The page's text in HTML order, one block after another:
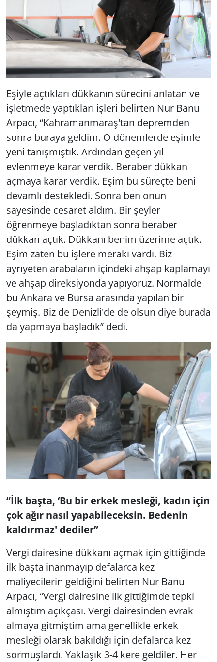
Eşiyle açtıkları dükkanın sürecini anlatan ve
işletmede yaptıkları işleri belirten Nur Banu
Arpacı, “Kahramanmaraş'tan depremden
sonra buraya geldim. O dönemlerde eşimle
yeni tanışmıştık. Ardından geçen yıl
evlenmeye karar verdik. Beraber dükkan
açmaya karar verdik. Eşim bu süreçte beni
devamlı destekledi. Sonra ben onun
sayesinde cesaret aldım. Bir şeyler
öğrenmeye başladıktan sonra beraber
dükkan açtık. Dükkanı benim üzerime açtık.
Eşim zaten bu işlere merakı vardı. Biz
ayrıyeten arabaların içindeki ahşap kaplamayı
ve ahşap direksiyonda yapıyoruz. Normalde
bu Ankara ve Bursa arasında yapılan bir
şeymiş. Biz de Denizli'de de olsun diye burada
da yapmaya başladık” dedi.
“İlk başta, ‘Bu bir erkek mesleği, kadın için
çok ağır nasıl yapabileceksin. Bedenin
kaldırmaz' dediler”
Vergi dairesine dükkanı açmak için gittiğinde
ilk başta inanmayıp defalarca kez
maliyecilerin geldiğini belirten Nur Banu
Arpacı, “Vergi dairesine ilk gittiğimde tepki
almıştım açıkçası. Vergi dairesinden evrak
almaya gitmiştim ama genellikle erkek
mesleği olarak bakıldığı için defalarca kez
sormuşlardı. Yaklaşık 3-4 kere geldiler. Her